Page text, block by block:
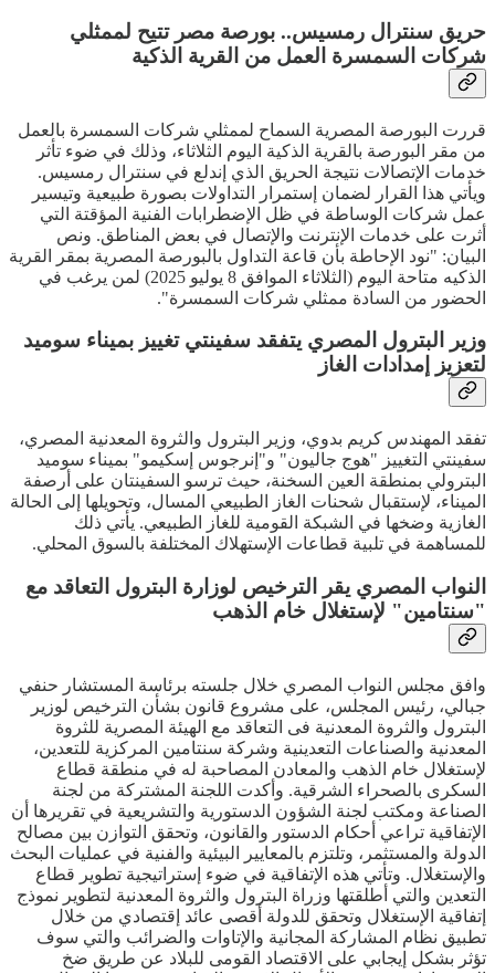
حريق سنترال رمسيس.. بورصة مصر تتيح لممثلي
شركات السمسرة العمل من القرية الذكية
قررت البورصة المصرية السماح لممثلي شركات السمسرة بالعمل
من مقر البورصة بالقرية الذكية اليوم الثلاثاء، وذلك في ضوء تأثر
خدمات الإتصالات نتيجة الحريق الذي إندلع في سنترال رمسيس.
ويأتي هذا القرار لضمان إستمرار التداولات بصورة طبيعية وتيسير
عمل شركات الوساطة في ظل الإضطرابات الفنية المؤقتة التي
أثرت على خدمات الإنترنت والإتصال في بعض المناطق. ونص
البيان: "نود الإحاطة بأن قاعة التداول بالبورصة المصرية بمقر القرية
الذكيه متاحة اليوم (الثلاثاء الموافق 8 يوليو 2025) لمن يرغب في
الحضور من السادة ممثلي شركات السمسرة".
وزير البترول المصري يتفقد سفينتي تغييز بميناء سوميد
لتعزيز إمدادات الغاز
تفقد المهندس كريم بدوي، وزير البترول والثروة المعدنية المصري،
سفينتي التغييز "هوج جاليون" و"إنرجوس إسكيمو" بميناء سوميد
البترولي بمنطقة العين السخنة، حيث ترسو السفينتان على أرصفة
الميناء، لإستقبال شحنات الغاز الطبيعي المسال، وتحويلها إلى الحالة
الغازية وضخها في الشبكة القومية للغاز الطبيعي. يأتي ذلك
للمساهمة في تلبية قطاعات الإستهلاك المختلفة بالسوق المحلي.
النواب المصري يقر الترخيص لوزارة البترول التعاقد مع
"سنتامين" لإستغلال خام الذهب
وافق مجلس النواب المصري خلال جلسته برئاسة المستشار حنفي
جبالي، رئيس المجلس، على مشروع قانون بشأن الترخيص لوزير
البترول والثروة المعدنية فى التعاقد مع الهيئة المصرية للثروة
المعدنية والصناعات التعدينية وشركة سنتامين المركزية للتعدين،
لإستغلال خام الذهب والمعادن المصاحبة له في منطقة قطاع
السكرى بالصحراء الشرقية. وأكدت اللجنة المشتركة من لجنة
الصناعة ومكتب لجنة الشؤون الدستورية والتشريعية في تقريرها أن
الإتفاقية تراعي أحكام الدستور والقانون، وتحقق التوازن بين مصالح
الدولة والمستثمر، وتلتزم بالمعايير البيئية والفنية في عمليات البحث
والإستغلال. وتأتي هذه الإتفاقية في ضوء إستراتيجية تطوير قطاع
التعدين والتي أطلقتها وزراة البترول والثروة المعدنية لتطوير نموذج
إتفاقية الإستغلال وتحقق للدولة أقصى عائد إقتصادي من خلال
تطبيق نظام المشاركة المجانية والإتاوات والضرائب والتي سوف
تؤثر بشكل إيجابي على الاقتصاد القومى للبلاد عن طريق ضخ